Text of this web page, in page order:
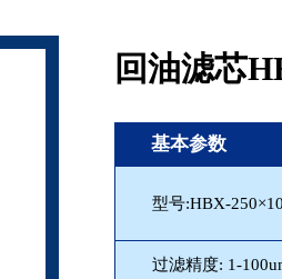
回油滤芯
基本参数
型号:HBX-250×10
过滤精度: 1-